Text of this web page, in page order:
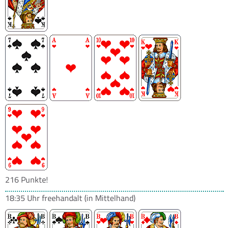
216 Punkte!
18:35 Uhrfreehandalt(in Mittelhand)